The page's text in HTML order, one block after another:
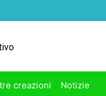
creazioni Notizie